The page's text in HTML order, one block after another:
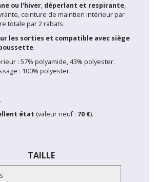
ou l'hiver, déperlant et respirante,
ceinture de maintien intérieur par
totale par 2 rabats.
les sorties et compatible avec siège
.
: 57% polyamide, 43% polyester.
: 100% polyester.
.
état (valeur neuf : 70 €).
TAILLE